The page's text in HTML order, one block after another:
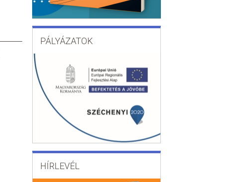
PÁLYÁZATOK
HÍRLEVÉL